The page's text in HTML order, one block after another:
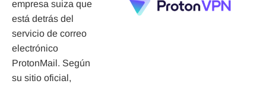
empresa suiza que
está detrás del
servicio de correo
electrónico
ProtonMail. Según
su sitio oficial,